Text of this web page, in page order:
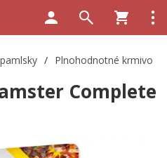
/ Plnohodnotné krmivo
Complete